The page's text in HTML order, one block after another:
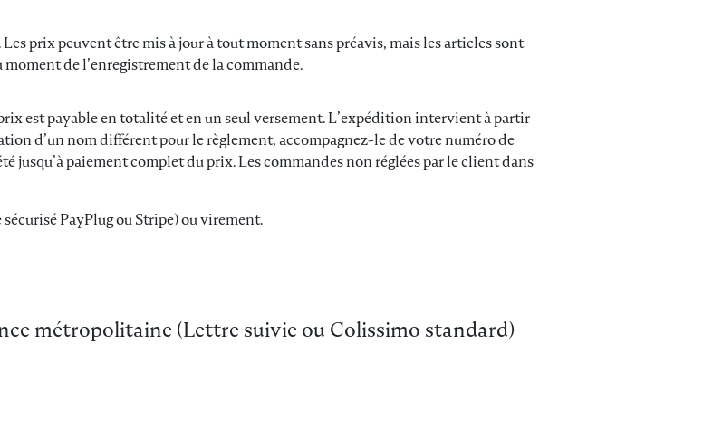
prix peuvent être mis à jour à tout moment sans préavis, mais les articles sont
de l’enregistrement de la commande.
est payable en totalité et en un seul versement. L’expédition intervient à partir
d’un nom différent pour le règlement, accompagnez-le de votre numéro de
jusqu’à paiement complet du prix. Les commandes non réglées par le client dans
PayPlug ou Stripe) ou virement.
métropolitaine (Lettre suivie ou Colissimo standard)